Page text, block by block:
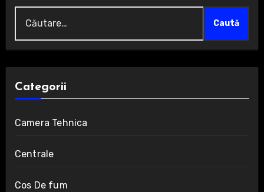
după:
Categorii
Camera Tehnica
Centrale
Cos De fum